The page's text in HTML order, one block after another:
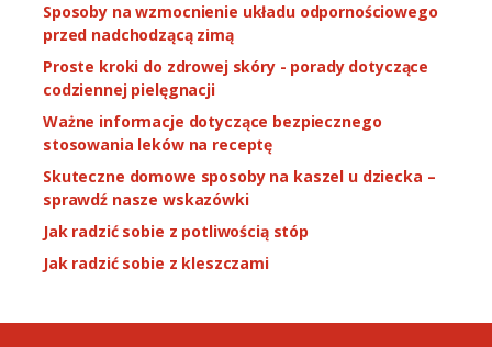
Sposoby na wzmocnienie układu odpornościowego
przed nadchodzącą zimą
Proste kroki do zdrowej skóry - porady dotyczące
codziennej pielęgnacji
Ważne informacje dotyczące bezpiecznego
stosowania leków na receptę
Skuteczne domowe sposoby na kaszel u dziecka –
sprawdź nasze wskazówki
Jak radzić sobie z potliwością stóp
Jak radzić sobie z kleszczami